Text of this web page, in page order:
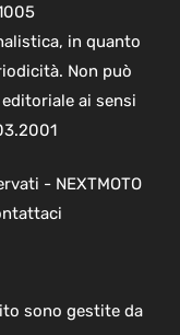
in quanto
Non può
ai sensi
- NEXTMOTO
sono gestite da